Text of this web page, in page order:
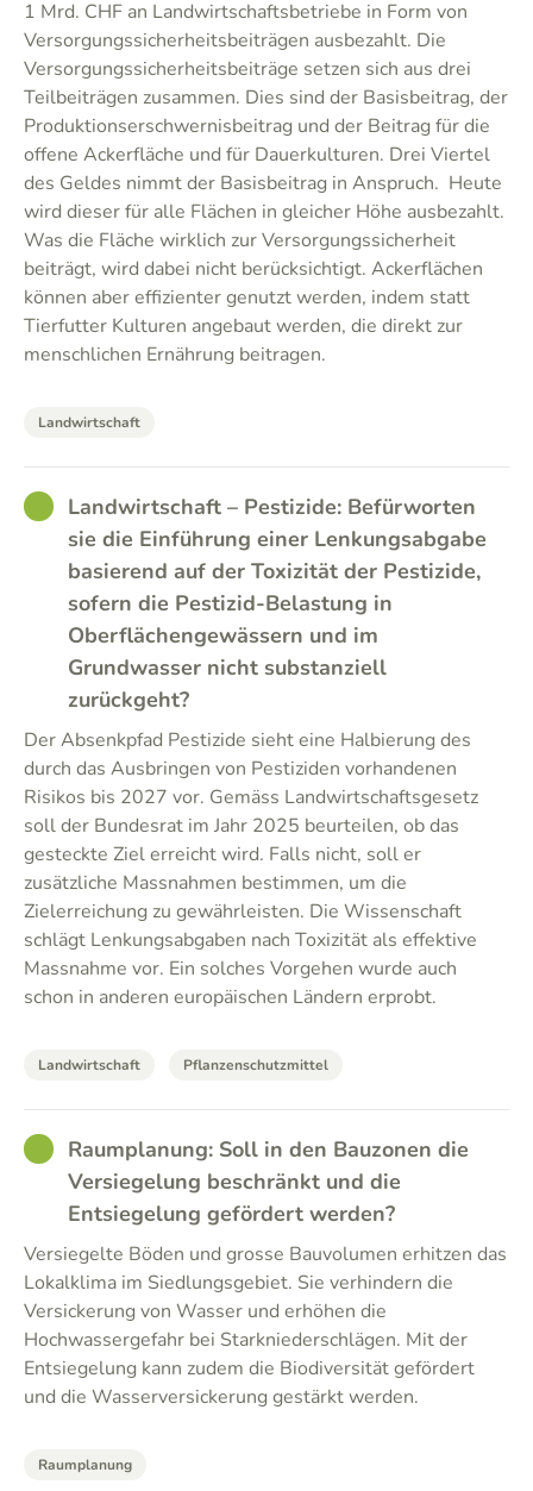
1 Mrd. CHF an Landwirtschaftsbetriebe in Form von
Versorgungssicherheitsbeiträgen ausbezahlt. Die
Versorgungssicherheitsbeiträge setzen sich aus drei
Teilbeiträgen zusammen. Dies sind der Basisbeitrag, der
Produktionserschwernisbeitrag und der Beitrag für die
offene Ackerfläche und für Dauerkulturen. Drei Viertel
des Geldes nimmt der Basisbeitrag in Anspruch. Heute
wird dieser für alle Flächen in gleicher Höhe ausbezahlt.
Was die Fläche wirklich zur Versorgungssicherheit
beiträgt, wird dabei nicht berücksichtigt. Ackerflächen
können aber effizienter genutzt werden, indem statt
Tierfutter Kulturen angebaut werden, die direkt zur
menschlichen Ernährung beitragen.
Landwirtschaft
GOODLandwirtschaft – Pestizide: Befürworten
sie die Einführung einer Lenkungsabgabe
basierend auf der Toxizität der Pestizide,
sofern die Pestizid-Belastung in
Oberflächengewässern und im
Grundwasser nicht substanziell
zurückgeht?
Der Absenkpfad Pestizide sieht eine Halbierung des
durch das Ausbringen von Pestiziden vorhandenen
Risikos bis 2027 vor. Gemäss Landwirtschaftsgesetz
soll der Bundesrat im Jahr 2025 beurteilen, ob das
gesteckte Ziel erreicht wird. Falls nicht, soll er
zusätzliche Massnahmen bestimmen, um die
Zielerreichung zu gewährleisten. Die Wissenschaft
schlägt Lenkungsabgaben nach Toxizität als effektive
Massnahme vor. Ein solches Vorgehen wurde auch
schon in anderen europäischen Ländern erprobt.
Landwirtschaft Pflanzenschutzmittel
GOODRaumplanung: Soll in den Bauzonen die
Versiegelung beschränkt und die
Entsiegelung gefördert werden?
Versiegelte Böden und grosse Bauvolumen erhitzen das
Lokalklima im Siedlungsgebiet. Sie verhindern die
Versickerung von Wasser und erhöhen die
Hochwassergefahr bei Starkniederschlägen. Mit der
Entsiegelung kann zudem die Biodiversität gefördert
und die Wasserversickerung gestärkt werden.
Raumplanung